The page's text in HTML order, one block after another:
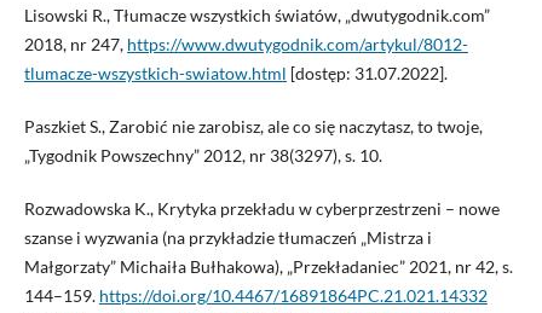
Lisowski R., Tłumacze wszystkich światów, „dwutygodnik.com”
2018, nr 247, https://www.dwutygodnik.com/artykul/8012-
tlumacze-wszystkich-swiatow.html [dostęp: 31.07.2022].
Paszkiet S., Zarobić nie zarobisz, ale co się naczytasz, to twoje,
„Tygodnik Powszechny” 2012, nr 38(3297), s. 10.
Rozwadowska K., Krytyka przekładu w cyberprzestrzeni – nowe
szanse i wyzwania (na przykładzie tłumaczeń „Mistrza i
Małgorzaty” Michaiła Bułhakowa), „Przekładaniec” 2021, nr 42, s.
144–159. https://doi.org/10.4467/16891864PC.21.021.14332